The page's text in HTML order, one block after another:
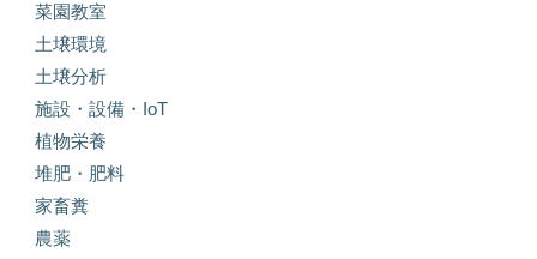
菜園教室
土壌環境
土壌分析
施設・設備・IoT
植物栄養
堆肥・肥料
家畜糞
農薬